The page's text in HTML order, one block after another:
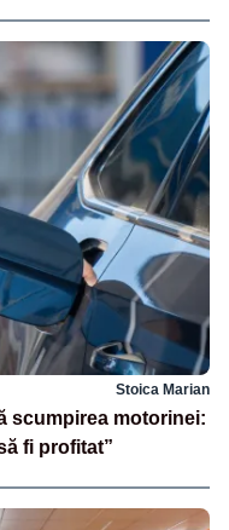
Stoica Marian
scumpirea motorinei:
fi profitat”